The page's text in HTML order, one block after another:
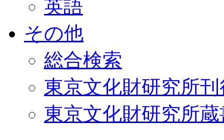
英語
その他
総合検索
東京文化財研究所
東京文化財研究所